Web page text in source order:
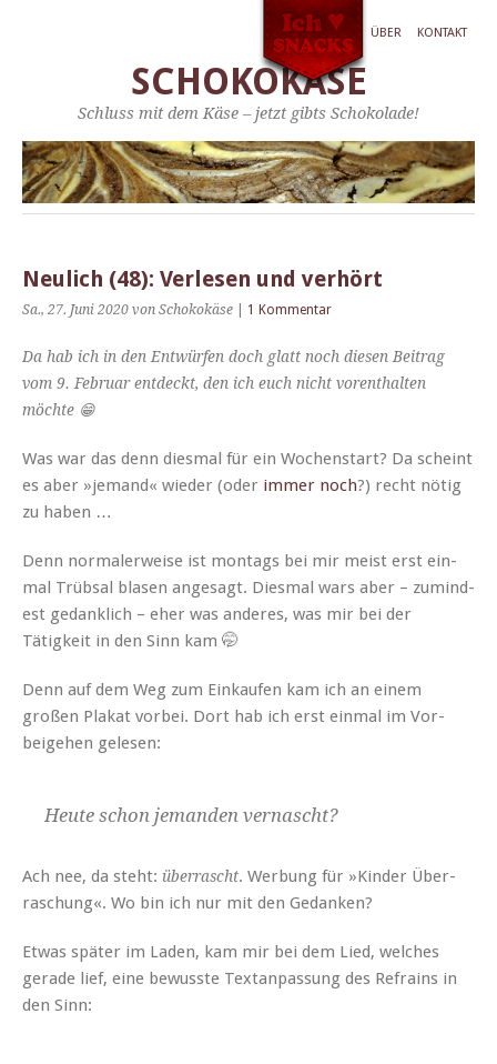
ÜBER KONTAKT
SCHOKOKÄSE
Schluss mit dem Käse – jetzt gibts Schokolade!
Neulich (48): Verlesen und verhört
Sa., 27. Juni 2020 von Schokokäse 1 Kommentar
Da hab ich in den Entwür­fen doch glatt noch diesen Beitrag
vom 9. Feb­ru­ar ent­deckt, den ich euch nicht voren­thal­ten
möchte 😁
Was war das denn dies­mal für ein Wochen­start? Da scheint
es aber »jemand« wieder (oder immer noch?) recht nötig
zu haben …
Denn nor­maler­weise ist mon­tags bei mir meist erst ein­
mal Trüb­sal blasen ange­sagt. Dies­mal wars aber – zumin­d­
est gedanklich – eher was anderes, was mir bei der
Tätigkeit in den Sinn kam 🤭
Denn auf dem Weg zum Einkaufen kam ich an einem
großen Plakat vor­bei. Dort hab ich erst ein­mal im Vor­
beige­hen gelesen:
Heute schon jeman­den vernascht?
Ach nee, da ste­ht: über­rascht. Wer­bung für »Kinder Über­
raschung«. Wo bin ich nur mit den Gedanken?
Etwas später im Laden, kam mir bei dem Lied, welch­es
ger­ade lief, eine bewusste Tex­tan­pas­sung des Refrains in
den Sinn: